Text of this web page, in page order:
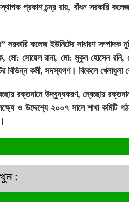
প্রকাশ চন্দ্র রায়, বাঁধন সরকারি
সরকারি কলেজ ইউনিটের সাধারণ
মো: সোয়েল রানা, মো: মুকুল হোসেন
বিভিন্ন কর্মী, সদস্যগণ। বিকেলে
রক্তদানে উদ্বুদ্ধকরণ, স্বেচ্ছায়
ও উদ্দেশ্যে ২০০৭ সালে শাখা কমিটি
: